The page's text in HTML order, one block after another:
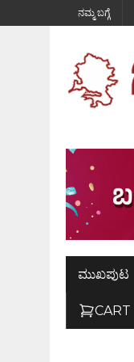
ನಮ್ಮ ಬಗ್ಗೆ
ಮುಖಪುಟ
CART